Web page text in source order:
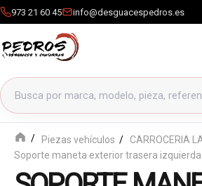
973 21 60 45 info@desguacespedros.es
Buscar productos
Piezas vehículos
CARROCERIA
Soporte maneta exterior trasera izquierda